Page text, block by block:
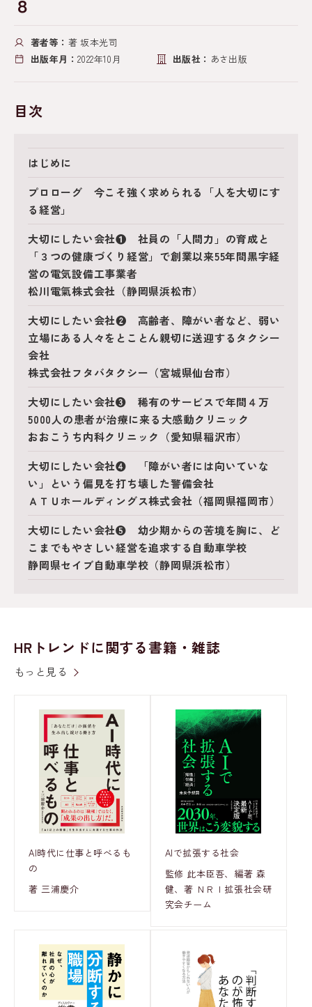
８
著者等： 著 坂本光司
出版年月： 2022年10月 出版社： あさ出版
目次
はじめに
プロローグ 今こそ強く求められる「人を大切にす
る経営」
大切にしたい会社❶ 社員の「人間力」の育成と
「３つの健康づくり経営」で創業以来55年間黒字経
営の電気設備工事業者
松川電氣株式会社（静岡県浜松市）
大切にしたい会社❷ 高齢者、障がい者など、弱い
立場にある人々をとことん親切に送迎するタクシー
会社
株式会社フタバタクシー（宮城県仙台市）
大切にしたい会社❸ 稀有のサービスで年間４万
5000人の患者が治療に来る大感動クリニック
おおこうち内科クリニック（愛知県稲沢市）
大切にしたい会社❹ 「障がい者には向いていな
い」という偏見を打ち壊した警備会社
ＡＴＵホールディングス株式会社（福岡県福岡市）
大切にしたい会社❺ 幼少期からの苦境を胸に、ど
こまでもやさしい経営を追求する自動車学校
静岡県セイブ自動車学校（静岡県浜松市）
HRトレンドに関する書籍・雑誌
もっと見る
AI時代に仕事と呼べるも
の
著 三浦慶介
AIで拡張する社会
監修 此本臣吾、編著 森
健、著 ＮＲＩ拡張社会研
究会チーム